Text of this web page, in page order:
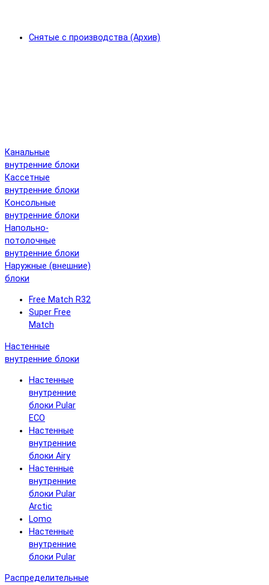
Снятые с производства (Архив)
Канальные
внутренние блоки
Кассетные
внутренние блоки
Консольные
внутренние блоки
Напольно-
потолочные
внутренние блоки
Наружные (внешние)
блоки
Free Match R32
Super Free
Match
Настенные
внутренние блоки
Настенные
внутренние
блоки Pular
ECO
Настенные
внутренние
блоки Airy
Настенные
внутренние
блоки Pular
Arctic
Lomo
Настенные
внутренние
блоки Pular
Распределительные